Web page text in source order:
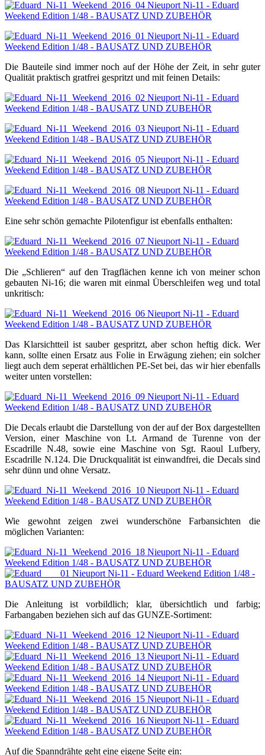
Die Bauteile sind immer noch auf der Höhe der Zeit, in sehr guter
Qualität praktisch gratfrei gespritzt und mit feinen Details:
Eine sehr schön gemachte Pilotenfigur ist ebenfalls enthalten:
Die „Schlieren“ auf den Tragflächen kenne ich von meiner schon
gebauten Ni-16; die waren mit einmal Überschleifen weg und total
unkritisch:
Das Klarsichtteil ist sauber gespritzt, aber schon heftig dick. Wer
kann, sollte einen Ersatz aus Folie in Erwägung ziehen; ein solcher
liegt auch dem seperat erhältlichen PE-Set bei, das wir hier ebenfalls
weiter unten vorstellen:
Die Decals erlaubt die Darstellung von der auf der Box dargestellten
Version, einer Maschine von Lt. Armand de Turenne von der
Escadrille N.48, sowie eine Maschine von Sgt. Raoul Lufbery,
Escadrille N.124. Die Druckqualität ist einwandfrei, die Decals sind
sehr dünn und ohne Versatz.
Wie gewohnt zeigen zwei wunderschöne Farbansichten die
möglichen Varianten:
Die Anleitung ist vorbildlich; klar, übersichtlich und farbig;
Farbangaben beziehen sich auf das GUNZE-Sortiment:
Auf die Spanndrähte geht eine eigene Seite ein: